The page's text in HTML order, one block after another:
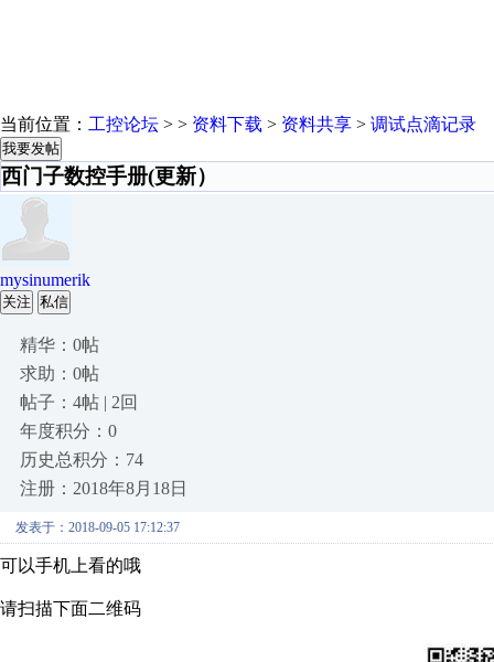
当前位置： 工控论坛 > > 资料下载 > 资料共享 > 调试点滴记录
我要发帖
西门子数控手册(更新）
mysinumerik
关注 私信
精华：0帖
求助：0帖
帖子：4帖 | 2回
年度积分：0
历史总积分：74
注册：2018年8月18日
发表于：2018-09-05 17:12:37
可以手机上看的哦
请扫描下面二维码